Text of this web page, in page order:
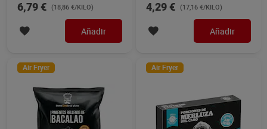
6,79 € (18,86 €/KILO)
Añadir
4,29 € (17,16 €/KILO)
Añadir
Air Fryer Air Fryer